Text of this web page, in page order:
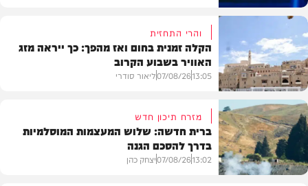
פוליטי
מזג האוויר
והרי התחזית
הקלה זמנית בחום ואז מהפך: כך ייראה מזג
האוויר בשבוע הקרוב
13:05
07/08/26ליאור סודרי
מזרח תיכון חדש
ברית חדשה: שלוש המעצמות המוסלמיות
בדרך להסכם הגנה
13:02
07/08/26יצחק כהן